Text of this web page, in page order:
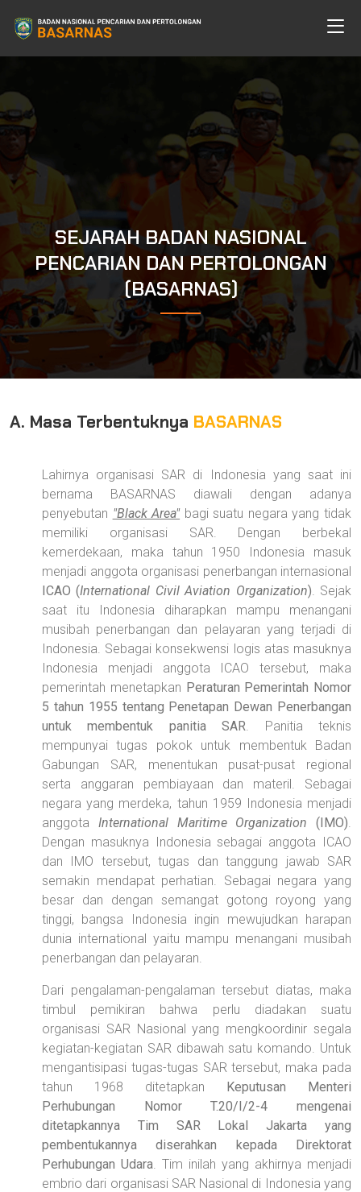
SEJARAH BADAN NASIONAL
PENCARIAN DAN PERTOLONGAN
(BASARNAS)
A. Masa Terbentuknya BASARNAS
Lahirnya organisasi SAR di Indonesia yang saat ini
bernama BASARNAS diawali dengan adanya
penyebutan "Black Area"bagi suatu negara yang tidak
memiliki organisasi SAR. Dengan berbekal
kemerdekaan, maka tahun 1950 Indonesia masuk
menjadi anggota organisasi penerbangan internasional
ICAO (International Civil Aviation Organization). Sejak
saat itu Indonesia diharapkan mampu menangani
musibah penerbangan dan pelayaran yang terjadi di
Indonesia. Sebagai konsekwensi logis atas masuknya
Indonesia menjadi anggota ICAO tersebut, maka
pemerintah menetapkan Peraturan Pemerintah Nomor
5 tahun 1955 tentang Penetapan Dewan Penerbangan
untuk membentuk panitia SAR. Panitia teknis
mempunyai tugas pokok untuk membentuk Badan
Gabungan SAR, menentukan pusat-pusat regional
serta anggaran pembiayaan dan materil. Sebagai
negara yang merdeka, tahun 1959 Indonesia menjadi
anggota International Maritime Organization (IMO).
Dengan masuknya Indonesia sebagai anggota ICAO
dan IMO tersebut, tugas dan tanggung jawab SAR
semakin mendapat perhatian. Sebagai negara yang
besar dan dengan semangat gotong royong yang
tinggi, bangsa Indonesia ingin mewujudkan harapan
dunia international yaitu mampu menangani musibah
penerbangan dan pelayaran.
Dari pengalaman-pengalaman tersebut diatas, maka
timbul pemikiran bahwa perlu diadakan suatu
organisasi SAR Nasional yang mengkoordinir segala
kegiatan-kegiatan SAR dibawah satu komando. Untuk
mengantisipasi tugas-tugas SAR tersebut, maka pada
tahun 1968 ditetapkan Keputusan Menteri
Perhubungan Nomor T.20/I/2-4 mengenai
ditetapkannya Tim SAR Lokal Jakarta yang
pembentukannya diserahkan kepada Direktorat
Perhubungan Udara. Tim inilah yang akhirnya menjadi
embrio dari organisasi SAR Nasional di Indonesia yang